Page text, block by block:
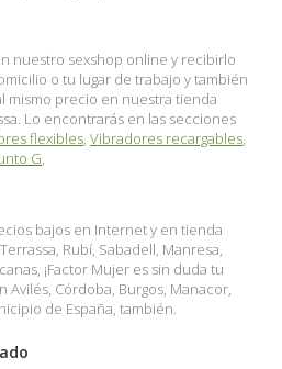
nuestro sexshop online y recibirlo
o tu lugar de trabajo y también
mismo precio en nuestra tienda
Lo encontrarás en las secciones
flexibles, Vibradores recargables,
G,
bajos en Internet y en tienda
Rubí, Sabadell, Manresa,
¡Factor Mujer es sin duda tu
Avilés, Córdoba, Burgos, Manacor,
de España, también.